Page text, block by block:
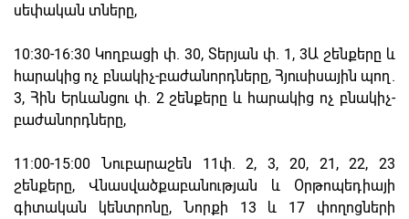
սեփական տները,
10։30-16։30 Կողբացի փ. 30, Տերյան փ. 1, 3Ա շենքերը և
հարակից ոչ բնակիչ-բաժանորդները, Հյուսիսային պող.
3, Հին Երևանցու փ. 2 շենքերը և հարակից ոչ բնակիչ-
բաժանորդները,
11։00-15։00 Նուբարաշեն 11փ. 2, 3, 20, 21, 22, 23
շենքերը, Վնասվածքաբանության և Օրթոպեդիայի
գիտական կենտրոնը, Նորքի 13 և 17 փողոցների